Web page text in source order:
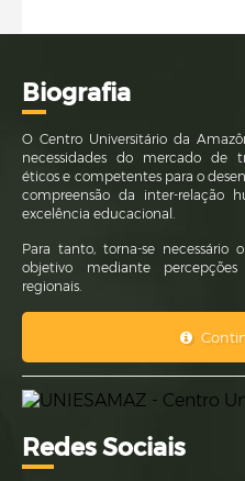
Biografia
O Centro Universitário da
necessidades do mercado de
éticos e competentes para o
compreensão da inter-relação
excelência educacional.
Para tanto, torna-se necessário
objetivo mediante
regionais.
Redes Sociais